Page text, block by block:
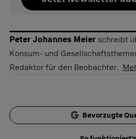
Peter Johannes Meier schreibt
Konsum- und
Redaktor für den Beobachter.
Bevorzugte